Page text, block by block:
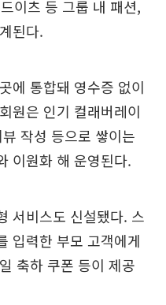
이츠 등 그룹 내 패션,
된다.
에 통합돼 영수증 없이
원은 인기 컬래버레이
작성 등으로 쌓이는
이원화 해 운영된다.
서비스도 신설됐다. 스
입력한 부모 고객에게
축하 쿠폰 등이 제공